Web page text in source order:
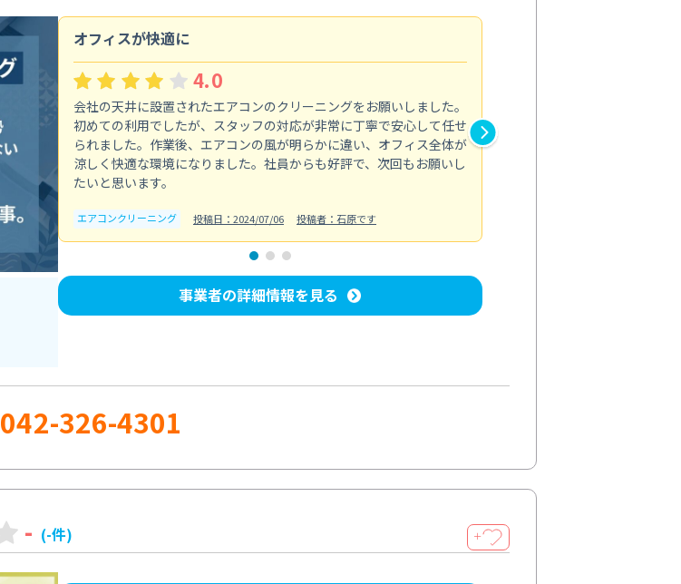
オフィスが快適に
4.0
会社の天井に設置されたエアコンのクリーニングをお願いしました。
初めての利用でしたが、スタッフの対応が非常に丁寧で安心して任せ
られました。作業後、エアコンの風が明らかに違い、オフィス全体が
涼しく快適な環境になりました。社員からも好評で、次回もお願いし
たいと思います。
エアコンクリーニング 投稿日：2024/07/06 投稿者：石原です
事業者の詳細情報を見る
042-326-4301
- (-件) ＋